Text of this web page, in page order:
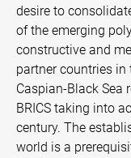
desire to
of the emerging
constructive and
partner countries in
Caspian-Black Sea
BRICS taking into
century. The
world is a